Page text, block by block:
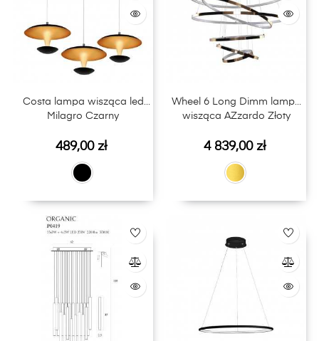
Costa lampa wisząca led
Milagro Czarny
Cena
489,00 zł
Wheel 6 Long Dimm lampa
wisząca AZzardo Złoty
Cena
4 839,00 zł